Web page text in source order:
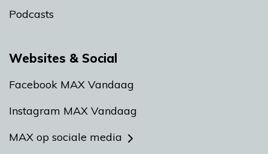
Podcasts
Websites & Social
Facebook MAX Vandaag
Instagram MAX Vandaag
MAX op sociale media